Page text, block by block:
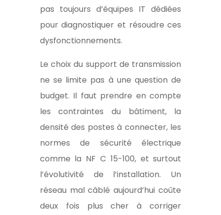
pas toujours d’équipes IT dédiées
pour diagnostiquer et résoudre ces
dysfonctionnements.
Le choix du support de transmission
ne se limite pas à une question de
budget. Il faut prendre en compte
les contraintes du bâtiment, la
densité des postes à connecter, les
normes de sécurité électrique
comme la NF C 15-100, et surtout
l’évolutivité de l’installation. Un
réseau mal câblé aujourd’hui coûte
deux fois plus cher à corriger